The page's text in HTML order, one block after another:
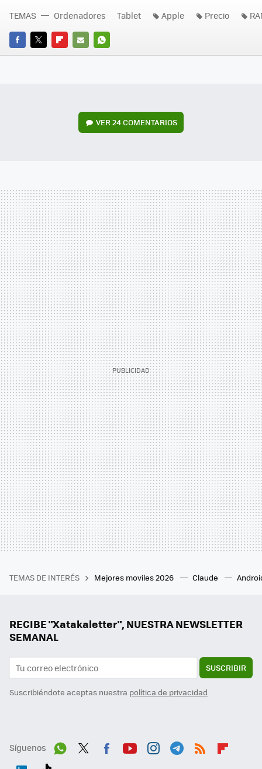
FACEBOOK
TWITTERFLIPBOARD
E-
WHATSAPP
TEMAS Ordenadores Tablet Apple Precio
VER24 COMENTARIOS
TEMAS DE INTERÉS Mejores moviles 2026 Claude
RECIBE "Xatakaletter", NUESTRA NEWSLETTER
SEMANAL
SUSCRIBIR
Suscribiéndote aceptas nuestra política de privacidad
Síguenos